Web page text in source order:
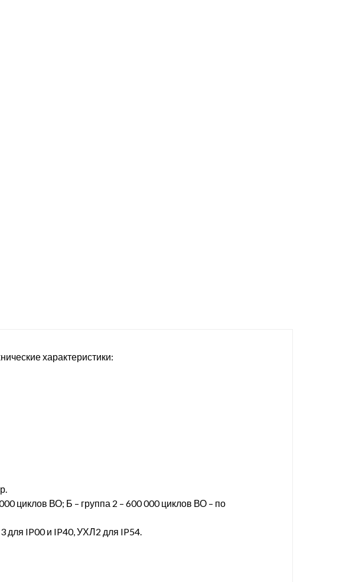
характеристики:
циклов ВО; Б – группа 2 – 600 000 циклов ВО – по
для IP00 и IP40, УХЛ2 для IP54.